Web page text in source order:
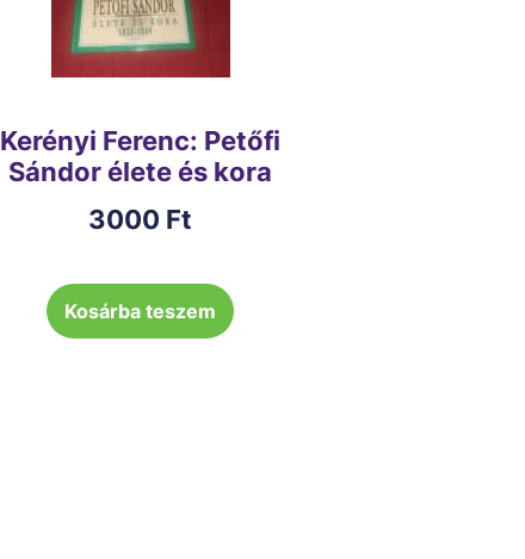
Kerényi Ferenc: Petőfi
Sándor élete és kora
3000 Ft
Kosárba teszem